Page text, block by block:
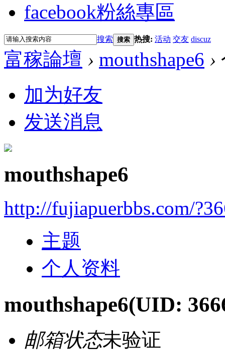
facebook粉絲專區
搜索 搜索 热搜: 活动 交友 discuz
富稼論壇 › mouthshape6 ›
加为好友
发送消息
mouthshape6
http://fujiapuerbbs.com/
主题
个人资料
mouthshape6(UID:
邮箱状态未验证